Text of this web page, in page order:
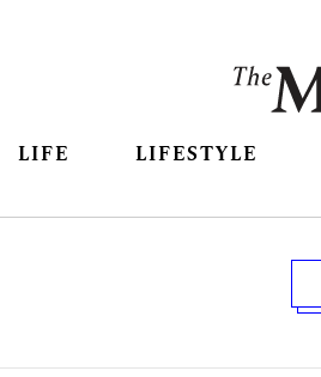
LIFE LIFESTYLE